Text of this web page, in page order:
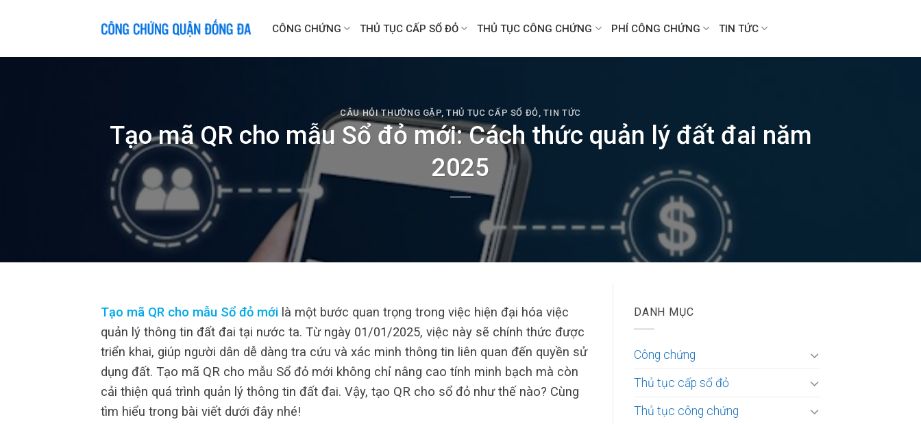
CÔNG CHỨNG THỦ TỤC CẤP SỔ ĐỎ THỦ TỤC CÔNG CHỨNG PHÍ CÔNG CHỨNG TIN TỨC
CÂU HỎI THƯỜNG GẶP,THỦ TỤC CẤP SỔ ĐỎ,TIN TỨC
Tạo mã QR cho mẫu Sổ đỏ mới: Cách thức quản lý đất đai năm
2025
Tạo mã QR cho mẫu Sổ đỏ mới là một bước quan trọng trong việc hiện đại hóa việc
quản lý thông tin đất đai tại nước ta. Từ ngày 01/01/2025, việc này sẽ chính thức được
triển khai, giúp người dân dễ dàng tra cứu và xác minh thông tin liên quan đến quyền sử
dụng đất. Tạo mã QR cho mẫu Sổ đỏ mới không chỉ nâng cao tính minh bạch mà còn
cải thiện quá trình quản lý thông tin đất đai. Vậy, tạo QR cho sổ đỏ như thế nào? Cùng
tìm hiểu trong bài viết dưới đây nhé!
DANH MỤC
Công chứng
Thủ tục cấp sổ đỏ
Thủ tục công chứng